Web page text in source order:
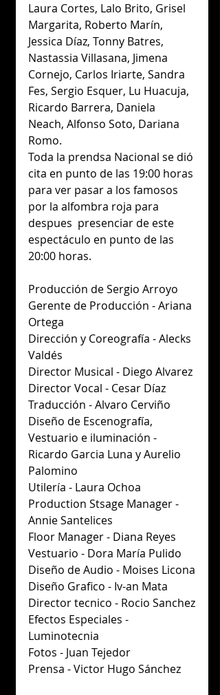
Laura Cortes, Lalo Brito, Grisel
Margarita, Roberto Marín,
Jessica Díaz, Tonny Batres,
Nastassia Villasana, Jimena
Cornejo, Carlos Iriarte, Sandra
Fes, Sergio Esquer, Lu Huacuja,
Ricardo Barrera, Daniela
Neach, Alfonso Soto, Dariana
Romo.
Toda la prendsa Nacional se dió
cita en punto de las 19:00 horas
para ver pasar a los famosos
por la alfombra roja para
despues  presenciar de este
espectáculo en punto de las
20:00 horas.
Producción de Sergio Arroyo
Gerente de Producción - Ariana
Ortega
Dirección y Coreografía - Alecks
Valdés
Director Musical - Diego Alvarez
Director Vocal - Cesar Díaz
Traducción - Alvaro Cerviño
Diseño de Escenografía,
Vestuario e iluminación -
Ricardo Garcia Luna y Aurelio
Palomino
Utilería - Laura Ochoa
Production Stsage Manager -
Annie Santelices
Floor Manager - Diana Reyes
Vestuario - Dora María Pulido
Diseño de Audio - Moises Licona
Diseño Grafico - Iv-an Mata
Director tecnico - Rocio Sanchez
Efectos Especiales -
Luminotecnia
Fotos - Juan Tejedor
Prensa - Victor Hugo Sánchez